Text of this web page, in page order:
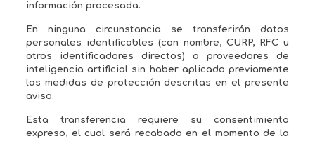
información procesada.
En ninguna circunstancia se transferirán datos
personales identificables (con nombre, CURP, RFC u
otros identificadores directos) a proveedores de
inteligencia artificial sin haber aplicado previamente
las medidas de protección descritas en el presente
aviso.
Esta transferencia requiere su consentimiento
expreso, el cual será recabado en el momento de la